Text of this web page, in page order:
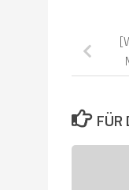
FÜR